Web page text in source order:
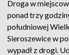
Droga w
ponad trzy
południowej
Sieroszewice w
wypadł z drogi.